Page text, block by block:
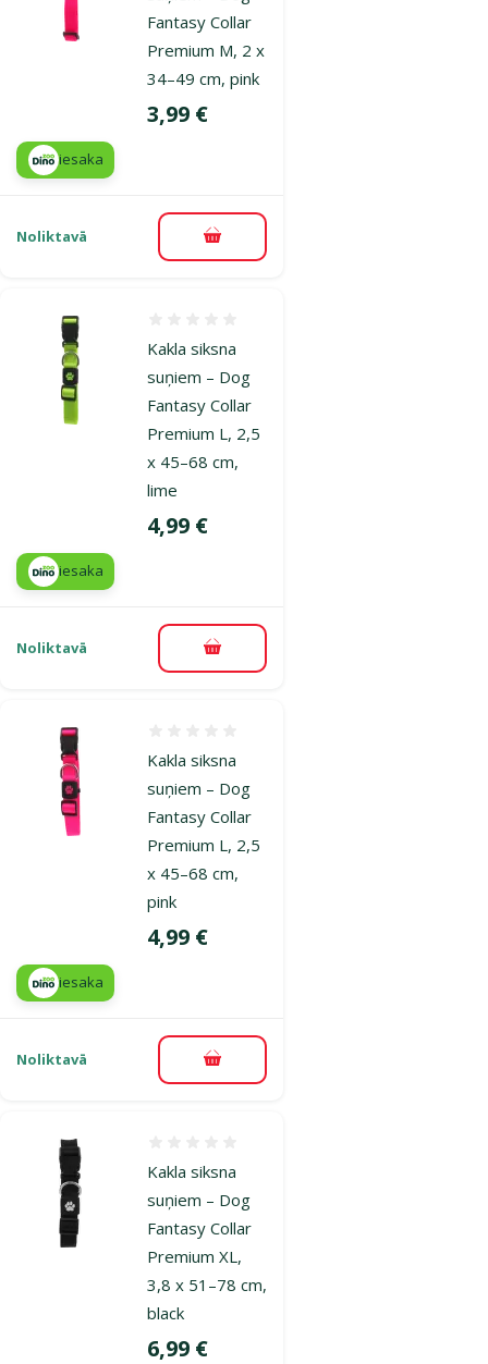
Fantasy Collar
Premium M, 2 x
34–49 cm, pink
Cena
3,99 €
iesaka
Noliktavā Pievienot grozam
Kakla siksna
suņiem – Dog
Fantasy Collar
Premium L, 2,5
x 45–68 cm,
lime
Cena
4,99 €
iesaka
Noliktavā Pievienot grozam
Kakla siksna
suņiem – Dog
Fantasy Collar
Premium L, 2,5
x 45–68 cm,
pink
Cena
4,99 €
iesaka
Noliktavā Pievienot grozam
Kakla siksna
suņiem – Dog
Fantasy Collar
Premium XL,
3,8 x 51–78 cm,
black
Cena
6,99 €